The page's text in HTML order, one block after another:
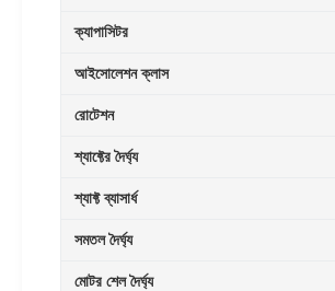
ক্যাপাসিটর
আইসোলেশন ক্লাস
রোটেশন
শ্যাফ্টের দৈর্ঘ্য
শ্যাফ্ট ব্যাসার্ধ
সমতল দৈর্ঘ্য
মোটর শেল দৈর্ঘ্য